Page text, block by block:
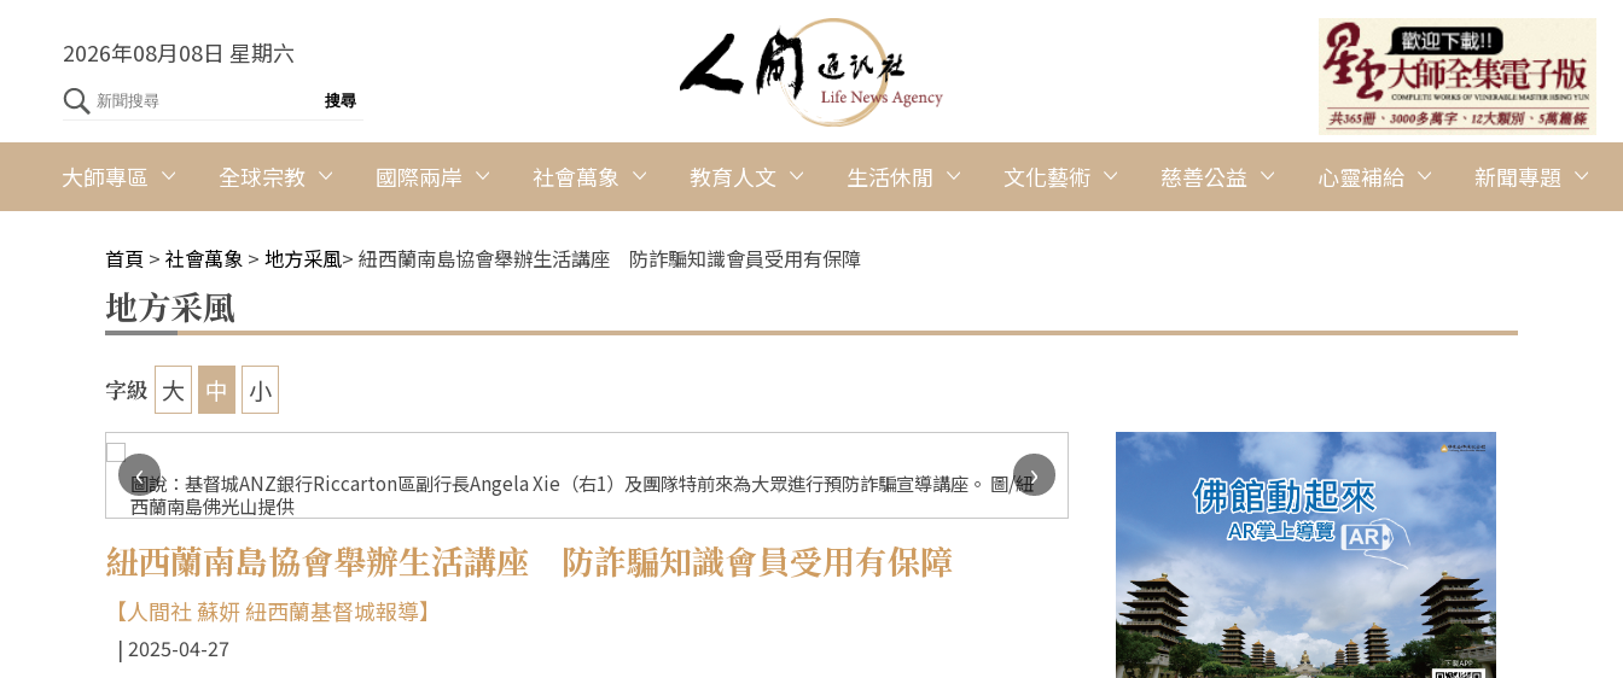
2026年08月08日 星期六
大師專區 全球宗教 國際兩岸 社會萬象 教育人文 生活休閒 文化藝術 慈善公益 心靈補給 新聞專題
首頁 > 社會萬象 > 地方采風> 紐西蘭南島協會舉辦生活講座 防詐騙知識會員受用有保障
地方采風
字級 大 中 小
圖說：基督城ANZ銀行Riccarton區副行長Angela Xie（右1）及團隊特前來為大眾進行預防詐騙宣導講座。 圖/紐
西蘭南島佛光山提供
圖說：參與者專注聆聽以學習防範妙招和解決方案。 圖/紐西蘭南
‹
›
紐西蘭南島協會舉辦生活講座 防詐騙知識會員受用有保障
【人間社 蘇妍 紐西蘭基督城報導】
2025-04-27